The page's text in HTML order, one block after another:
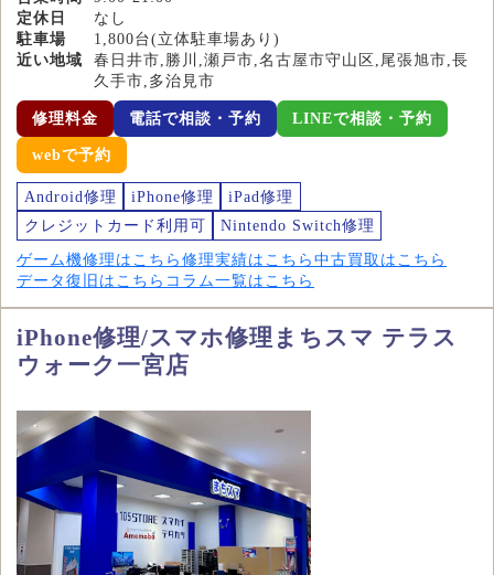
定休日
なし
駐車場
1,800台(立体駐車場あり)
近い地域
春日井市,勝川,瀬戸市,名古屋市守山区,尾張旭市,長
久手市,多治見市
修理料金 電話で相談・予約 LINEで相談・予約
webで予約
Android修理 iPhone修理
iPad修理
クレジットカード利用可
Nintendo Switch修理
ゲーム機修理はこちら 修理実績はこちら 中古買取はこちら
データ復旧はこちら コラム一覧はこちら
iPhone修理/スマホ修理まちスマ テラス
ウォーク一宮店